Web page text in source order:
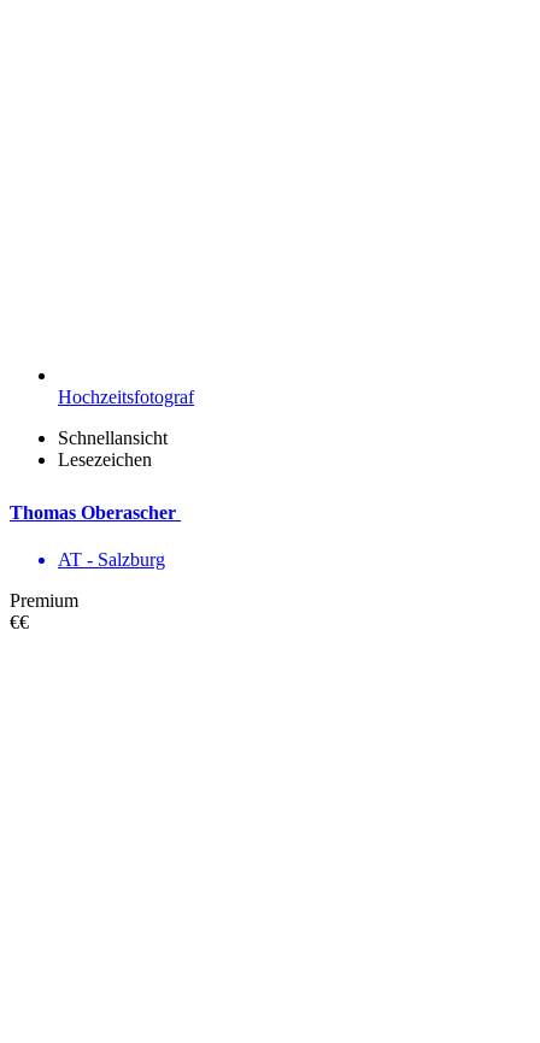
Hochzeitsfotograf
Schnellansicht
Lesezeichen
Thomas Oberascher
AT - Salzburg
Premium
€€